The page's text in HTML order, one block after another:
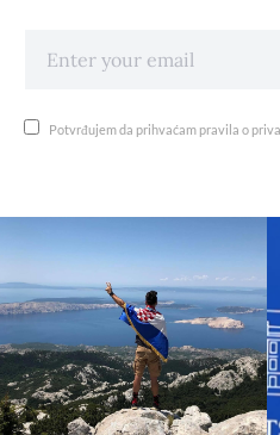
Potvrđujem da prihvaćam pravila o